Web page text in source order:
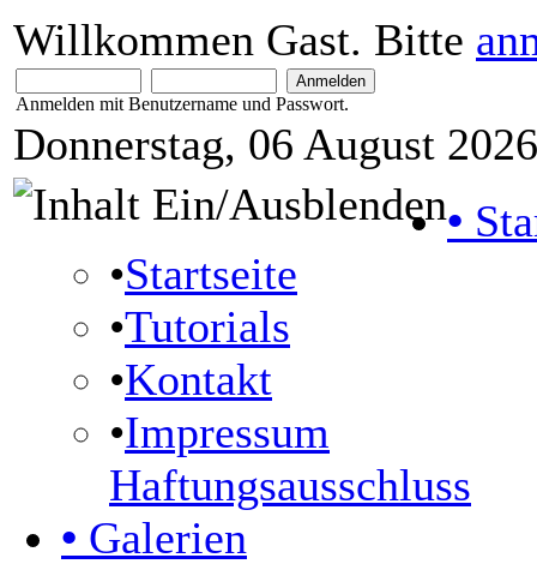
Willkommen Gast. Bitte
Anmelden mit Benutzername und Passwort.
Donnerstag, 06 August
•
•Startseite
•Tutorials
•Kontakt
•Impressum
Haftungsausschluss
• Galerien